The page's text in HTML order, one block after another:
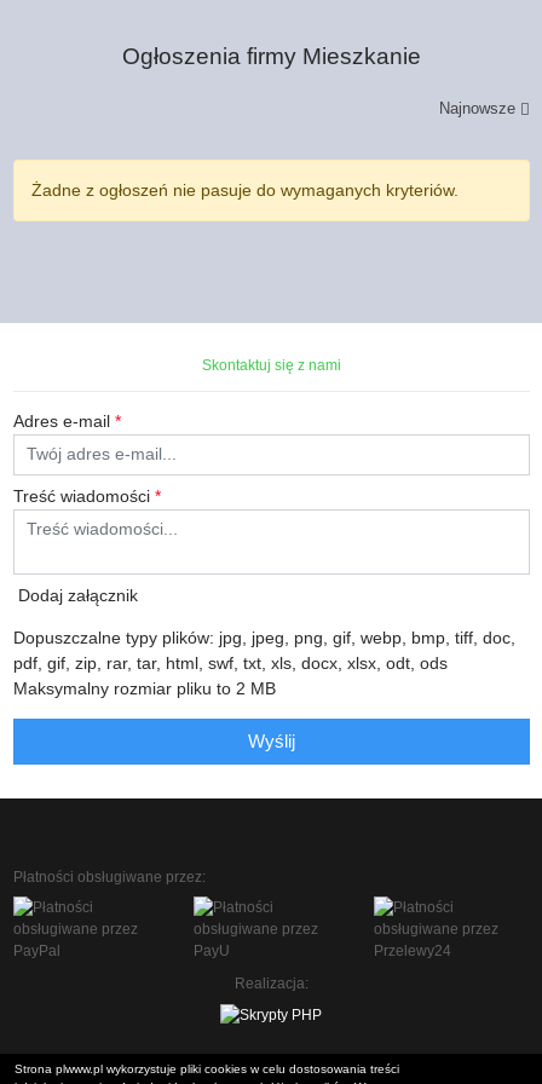
Ogłoszenia firmy Mieszkanie
Najnowsze
Żadne z ogłoszeń nie pasuje do wymaganych kryteriów.
Skontaktuj się z nami
Adres e-mail *
Treść wiadomości *
Dodaj załącznik
Dopuszczalne typy plików: jpg, jpeg, png, gif, webp, bmp, tiff, doc,
pdf, gif, zip, rar, tar, html, swf, txt, xls, docx, xlsx, odt, ods
Maksymalny rozmiar pliku to 2 MB
Wyślij
Płatności obsługiwane przez:
Realizacja:
Strona plwww.pl wykorzystuje pliki cookies w celu dostosowania treści